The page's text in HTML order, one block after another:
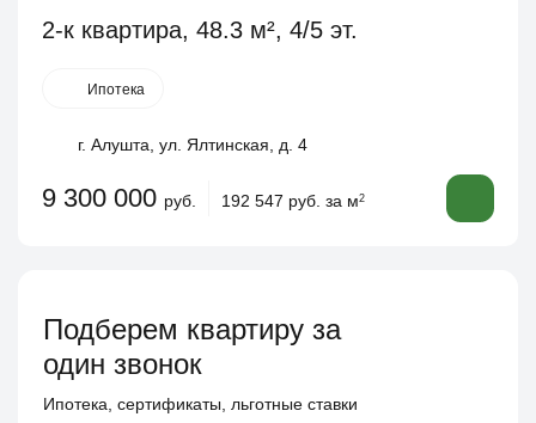
2-к квартира, 48.3 м², 4/5 эт.
Ипотека
г. Алушта, ул. Ялтинская, д. 4
9 300 000 руб. 192 547 руб. за м2
Подберем квартиру за
один звонок
Ипотека, сертификаты, льготные ставки